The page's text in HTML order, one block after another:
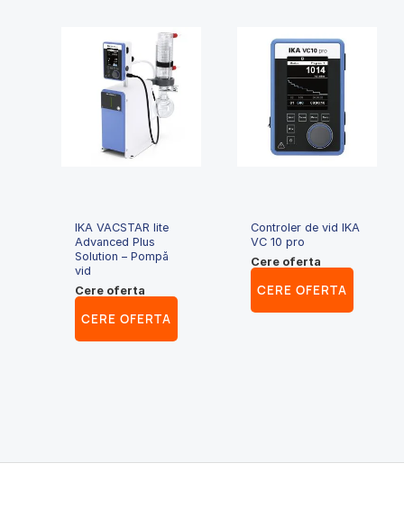
IKA VACSTAR lite
Advanced Plus
Solution – Pompă
vid
Cere oferta
CERE OFERTA
Controler de vid IKA
VC 10 pro
Cere oferta
CERE OFERTA